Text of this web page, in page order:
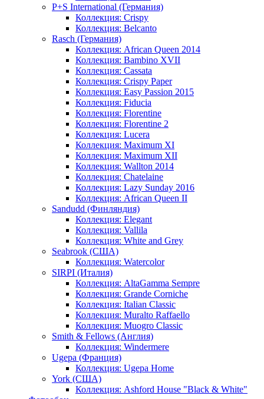
P+S International (Германия)
Коллекция: Crispy
Коллекция: Belcanto
Rasch (Германия)
Коллекция: African Queen 2014
Коллекция: Bambino XVII
Коллекция: Cassata
Коллекция: Crispy Paper
Коллекция: Easy Passion 2015
Коллекция: Fiducia
Коллекция: Florentine
Коллекция: Florentine 2
Коллекция: Lucera
Коллекция: Maximum XI
Коллекция: Maximum XII
Коллекция: Wallton 2014
Коллекция: Chatelaine
Коллекция: Lazy Sunday 2016
Коллекция: African Queen II
Sandudd (Финляндия)
Коллекция: Elegant
Коллекция: Vallila
Коллекция: White and Grey
Seabrook (США)
Коллекция: Watercolor
SIRPI (Италия)
Коллекция: AltaGamma Sempre
Коллекция: Grande Corniche
Коллекция: Italian Classic
Коллекция: Muralto Raffaello
Коллекция: Muogro Сlassic
Smith & Fellows (Англия)
Коллекция: Windermere
Ugepa (Франция)
Коллекция: Ugepa Home
York (США)
Коллекция: Ashford House "Black & White"